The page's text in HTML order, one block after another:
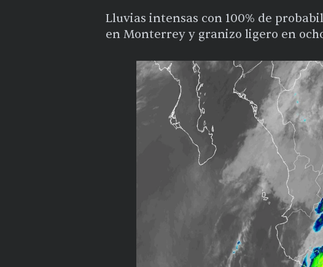
Lluvias intensas con 100% de
en Monterrey y granizo ligero en